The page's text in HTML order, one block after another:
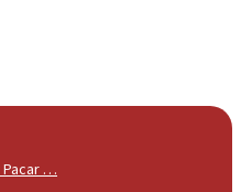
Pacar …